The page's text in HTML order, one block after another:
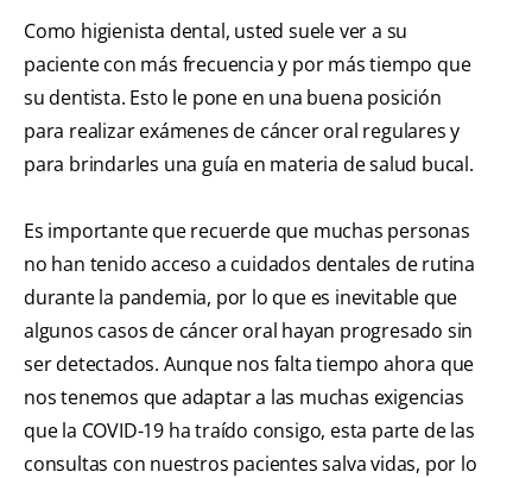
Como higienista dental, usted suele ver a su
paciente con más frecuencia y por más tiempo que
su dentista. Esto le pone en una buena posición
para realizar exámenes de cáncer oral regulares y
para brindarles una guía en materia de salud bucal.
Es importante que recuerde que muchas personas
no han tenido acceso a cuidados dentales de rutina
durante la pandemia, por lo que es inevitable que
algunos casos de cáncer oral hayan progresado sin
ser detectados. Aunque nos falta tiempo ahora que
nos tenemos que adaptar a las muchas exigencias
que la COVID-19 ha traído consigo, esta parte de las
consultas con nuestros pacientes salva vidas, por lo